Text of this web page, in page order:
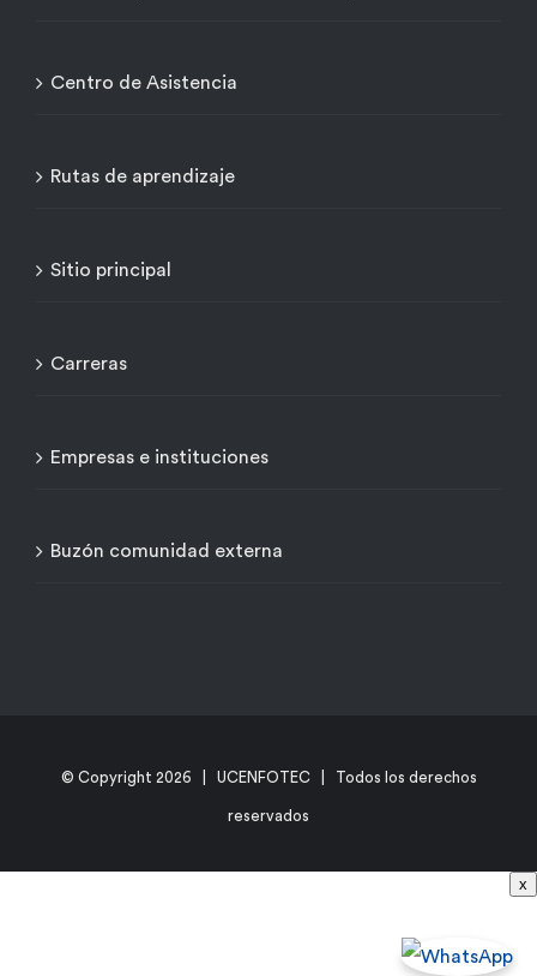
Centro de Asistencia
Rutas de aprendizaje
Sitio principal
Carreras
Empresas e instituciones
Buzón comunidad externa
© Copyright 2026 | UCENFOTEC | Todos los derechos
reservados
x